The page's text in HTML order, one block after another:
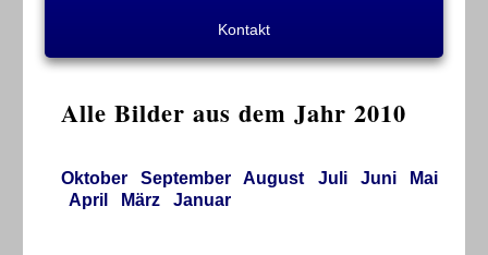
Kontakt
Alle Bilder aus dem Jahr 2010
Oktober September August Juli Juni
Mai
April
März Januar